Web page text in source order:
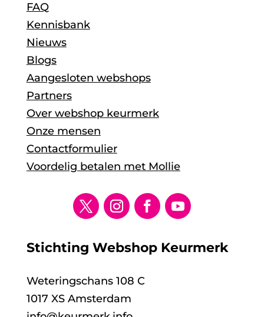
FAQ
Kennisbank
Nieuws
Blogs
Aangesloten webshops
Partners
Over webshop keurmerk
Onze mensen
Contactformulier
Voordelig betalen met Mollie
Stichting Webshop Keurmerk
Weteringschans 108 C
1017 XS Amsterdam